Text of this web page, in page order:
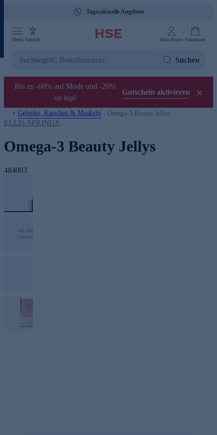
Tagesaktuelle Angebote
Menü Ansicht Mein Konto Warenkorb
Suchen
Bis zu -60% auf Mode und -20%
on top!
Gutschein aktivieren
Gelenke, Knochen & Muskeln Omega-3 Beauty Jellys
ELLIS SPRINGS
Omega-3 Beauty Jellys
484003